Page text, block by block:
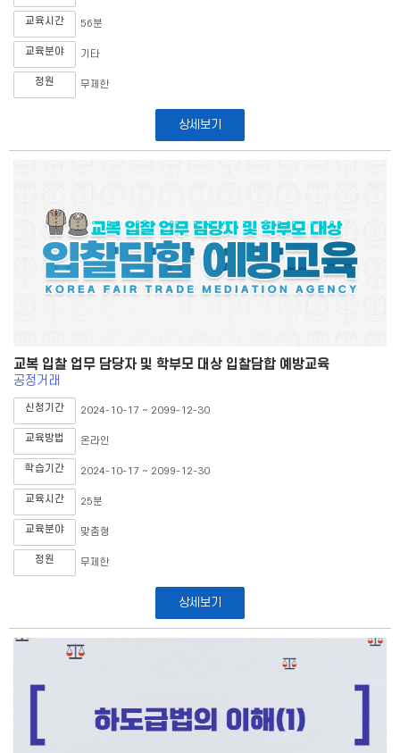
교육시간 56분
교육분야 기타
정원 무제한
상세보기
교복 입찰 업무 담당자 및 학부모 대상 입찰담합 예방교육
공정거래
신청기간 2024-10-17 ~ 2099-12-30
교육방법 온라인
학습기간 2024-10-17 ~ 2099-12-30
교육시간 25분
교육분야 맞춤형
정원 무제한
상세보기